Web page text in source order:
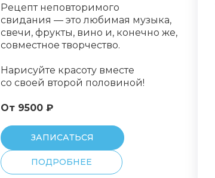
Рецепт неповторимого
свидания — это любимая музыка,
свечи, фрукты, вино и, конечно же,
совместное творчество.
Нарисуйте красоту вместе
со своей второй половиной!
От 9500 ₽
ЗАПИСАТЬСЯ
ПОДРОБНЕЕ